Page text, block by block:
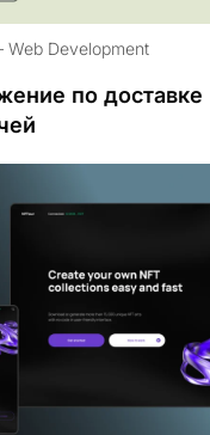
Web Development
по доставке